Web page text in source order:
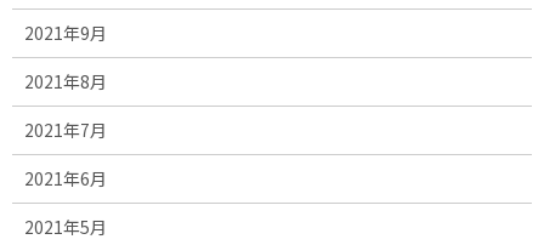
2021年9月
2021年8月
2021年7月
2021年6月
2021年5月